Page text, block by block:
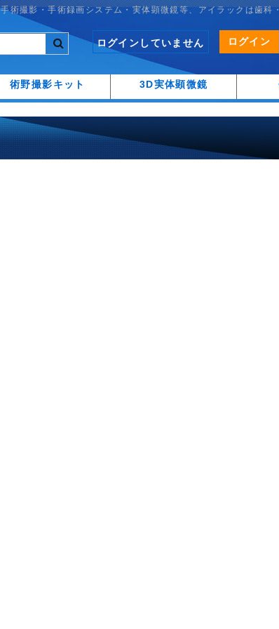
手術撮影・手術録画システム・実体顕微鏡等、アイラックは歯
ログインしていません ログイン
術野撮影キット 3D実体顕微鏡